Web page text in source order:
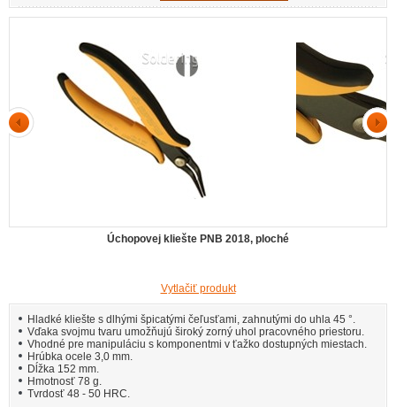
Úchopovej kliešte PNB 2018, ploché
Vytlačiť produkt
Hladké kliešte s dlhými špicatými čeľusťami, zahnutými do uhla 45 °.
Vďaka svojmu tvaru umožňujú široký zorný uhol pracovného priestoru.
Vhodné pre manipuláciu s komponentmi v ťažko dostupných miestach.
Hrúbka ocele 3,0 mm.
Dĺžka 152 mm.
Hmotnosť 78 g.
Tvrdosť 48 - 50 HRC.